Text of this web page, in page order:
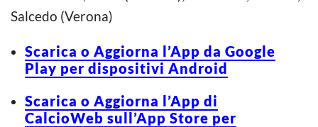
Salcedo (Verona)
Scarica o Aggiorna l’App da Google
Play per dispositivi Android
Scarica o Aggiorna l’App di
CalcioWeb sull’App Store per